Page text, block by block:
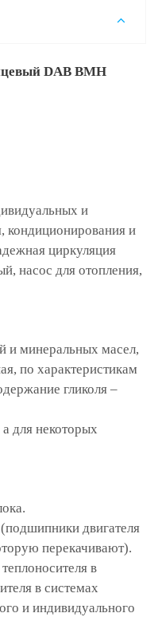
DAB BMH
и
кондиционирования и
циркуляция
насос для отопления,
и минеральных масел,
по характеристикам
гликоля –
для некоторых
двигателя
перекачивают).
в
в системах
и индивидуального